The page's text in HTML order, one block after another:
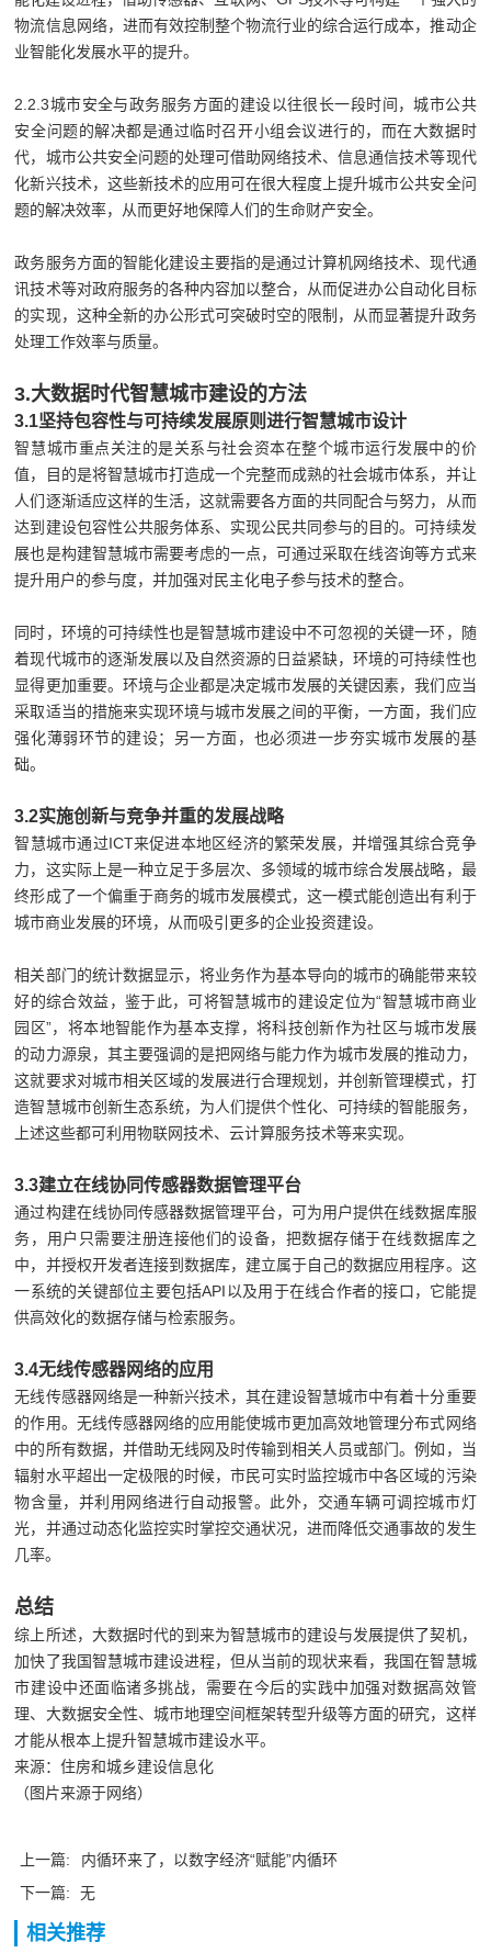
物流信息网络，进而有效控制整个物流行业的综合运行成本，推动企
业智能化发展水平的提升。
2.2.3城市安全与政务服务方面的建设以往很长一段时间，城市公共
安全问题的解决都是通过临时召开小组会议进行的，而在大数据时
代，城市公共安全问题的处理可借助网络技术、信息通信技术等现代
化新兴技术，这些新技术的应用可在很大程度上提升城市公共安全问
题的解决效率，从而更好地保障人们的生命财产安全。
政务服务方面的智能化建设主要指的是通过计算机网络技术、现代通
讯技术等对政府服务的各种内容加以整合，从而促进办公自动化目标
的实现，这种全新的办公形式可突破时空的限制，从而显著提升政务
处理工作效率与质量。
3.大数据时代智慧城市建设的方法
3.1坚持包容性与可持续发展原则进行智慧城市设计
智慧城市重点关注的是关系与社会资本在整个城市运行发展中的价
值，目的是将智慧城市打造成一个完整而成熟的社会城市体系，并让
人们逐渐适应这样的生活，这就需要各方面的共同配合与努力，从而
达到建设包容性公共服务体系、实现公民共同参与的目的。可持续发
展也是构建智慧城市需要考虑的一点，可通过采取在线咨询等方式来
提升用户的参与度，并加强对民主化电子参与技术的整合。
同时，环境的可持续性也是智慧城市建设中不可忽视的关键一环，随
着现代城市的逐渐发展以及自然资源的日益紧缺，环境的可持续性也
显得更加重要。环境与企业都是决定城市发展的关键因素，我们应当
采取适当的措施来实现环境与城市发展之间的平衡，一方面，我们应
强化薄弱环节的建设；另一方面，也必须进一步夯实城市发展的基
础。
3.2实施创新与竞争并重的发展战略
智慧城市通过ICT来促进本地区经济的繁荣发展，并增强其综合竞争
力，这实际上是一种立足于多层次、多领域的城市综合发展战略，最
终形成了一个偏重于商务的城市发展模式，这一模式能创造出有利于
城市商业发展的环境，从而吸引更多的企业投资建设。
相关部门的统计数据显示，将业务作为基本导向的城市的确能带来较
好的综合效益，鉴于此，可将智慧城市的建设定位为“智慧城市商业
园区”，将本地智能作为基本支撑，将科技创新作为社区与城市发展
的动力源泉，其主要强调的是把网络与能力作为城市发展的推动力，
这就要求对城市相关区域的发展进行合理规划，并创新管理模式，打
造智慧城市创新生态系统，为人们提供个性化、可持续的智能服务，
上述这些都可利用物联网技术、云计算服务技术等来实现。
3.3建立在线协同传感器数据管理平台
通过构建在线协同传感器数据管理平台，可为用户提供在线数据库服
务，用户只需要注册连接他们的设备，把数据存储于在线数据库之
中，并授权开发者连接到数据库，建立属于自己的数据应用程序。这
一系统的关键部位主要包括API以及用于在线合作者的接口，它能提
供高效化的数据存储与检索服务。
3.4无线传感器网络的应用
无线传感器网络是一种新兴技术，其在建设智慧城市中有着十分重要
的作用。无线传感器网络的应用能使城市更加高效地管理分布式网络
中的所有数据，并借助无线网及时传输到相关人员或部门。例如，当
辐射水平超出一定极限的时候，市民可实时监控城市中各区域的污染
物含量，并利用网络进行自动报警。此外，交通车辆可调控城市灯
光，并通过动态化监控实时掌控交通状况，进而降低交通事故的发生
几率。
总结
综上所述，大数据时代的到来为智慧城市的建设与发展提供了契机，
加快了我国智慧城市建设进程，但从当前的现状来看，我国在智慧城
市建设中还面临诸多挑战，需要在今后的实践中加强对数据高效管
理、大数据安全性、城市地理空间框架转型升级等方面的研究，这样
才能从根本上提升智慧城市建设水平。
来源：住房和城乡建设信息化
（图片来源于网络）
上一篇:
内循环来了，以数字经济“赋能”内循环
下一篇:
无
相关推荐